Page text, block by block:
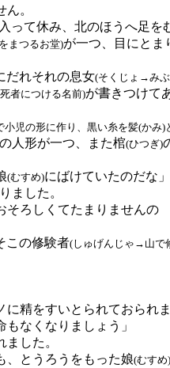
。
って休み、北のほうへ足を
まつるお堂)が一つ、目にとま
だれそれの息女(そくじょ→みぶ
者につける名前)が書きつけて
小児の形に作り、黒い糸を髪(かみ)
人形が一つ、また棺(ひつぎ)
(むすめ)にばけていたのだな」
ました。
ろしくてたまりませんの
この修験者(しゅげんじゃ→山で
に精をすいとられておられま
なくなりましょう」
した。
とうろうをもった娘(むすめ)